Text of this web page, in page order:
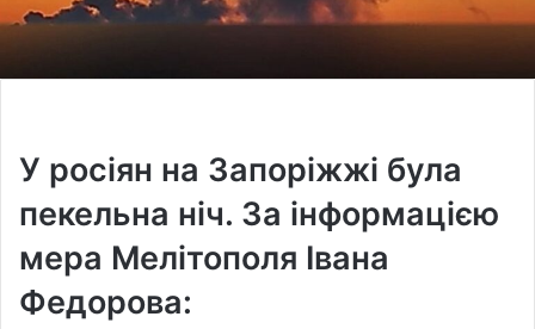
У росіян на Запоріжжі була
пекельна ніч. За інформацією
мера Мелітополя Івана
Федорова: